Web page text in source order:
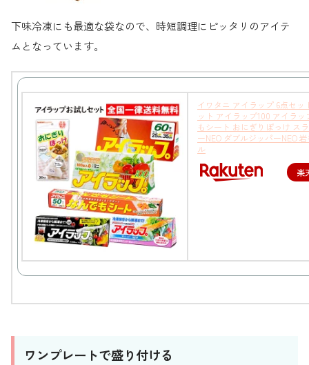
下味冷凍にも最適な袋なので、時短調理にピッタリのアイテ
ムとなっています。
イワタニ アイラップ 6点セッ
ット アイラップ100 アイラッ
もシート おにぎりぽっけ ス
ーNEO ダブルジッパーNEO
ル
楽
ワンプレートで盛り付ける